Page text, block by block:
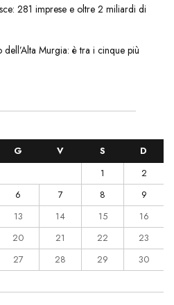
281 imprese e oltre 2 miliardi di
Murgia: è tra i cinque più
G V S
D
1
2
6 7 8
9
13 14 15
16
20 21 22
23
27 28 29
30